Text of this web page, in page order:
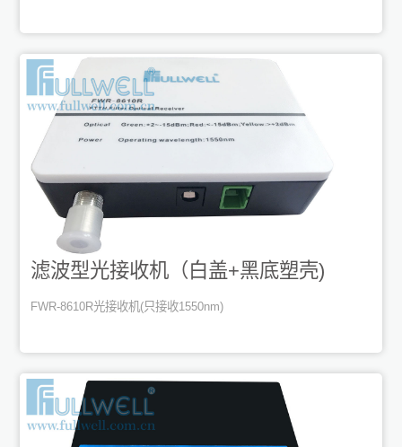
滤波型光接收机（白盖+黑底塑壳)
FWR-8610R光接收机(只接收1550nm)